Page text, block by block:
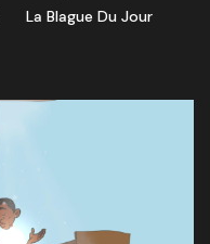
La Blague Du Jour